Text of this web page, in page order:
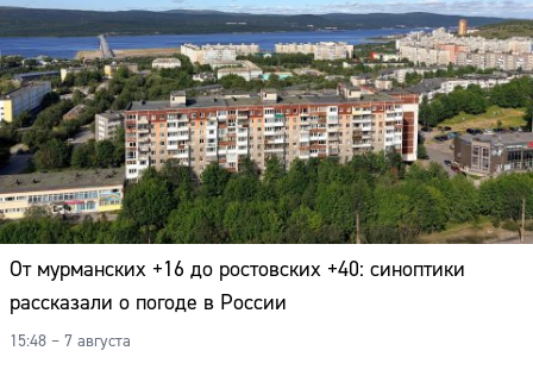
От мурманских +16 до ростовских +40: синоптики
рассказали о погоде в России
15:48 – 7 августа
Адрес:
Телефон: